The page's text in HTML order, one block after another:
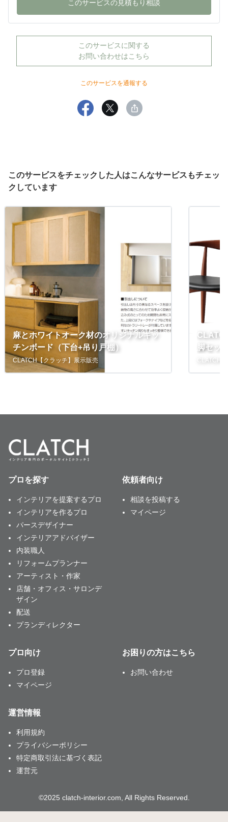
マルイチセーリング純正ファブリック仕様
ベージュ・ネイビーのアクセントパイピング
※展示品ですが、使用感はほとんどありません。
・座ベース 2,000×960mm（F1C02）パイピング：ベージュ 定
・座ベース 960×960mm（F1C05）パイピング：ネイビー 定
・ティーテーブル 定価：57,200円
別途見積もり
引き取りの場合は無料（東京都目黒区柿の木坂）
このサービスの見積もり相談
このサービスに関する
お問い合わせはこちら
このサービスを通報する
このサービスをチェックした人はこんなサービスもチェッ
クしています
麻とホワイトオーク材のオリジナルキッ
チンボード（下台+吊り戸棚）
CLATCH【クラッチ】展示販売
脚セッ
CLATCH
プロを探す
インテリアを提案するプロ
インテリアを作るプロ
パースデザイナー
インテリアアドバイザー
内装職人
リフォームプランナー
アーティスト・作家
店舗・オフィス・サロンデ
ザイン
配送
プランディレクター
依頼者向け
相談を投稿する
マイページ
プロ向け
プロ登録
マイページ
お困りの方はこちら
お問い合わせ
運営情報
利用規約
プライバシーポリシー
特定商取引法に基づく表記
運営元
©2025 clatch-interior.com, All Rights Reserved.